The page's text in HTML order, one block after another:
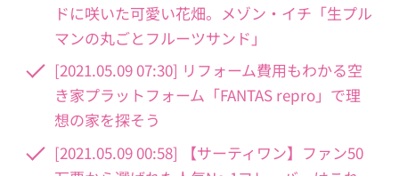
ドに咲いた可愛い花畑。メゾン・イチ「生プル
マンの丸ごとフルーツサンド」
[2021.05.09 07:30] リフォーム費用もわかる空
き家プラットフォーム「FANTAS repro」で理
想の家を探そう
[2021.05.09 00:58] 【サーティワン】ファン50